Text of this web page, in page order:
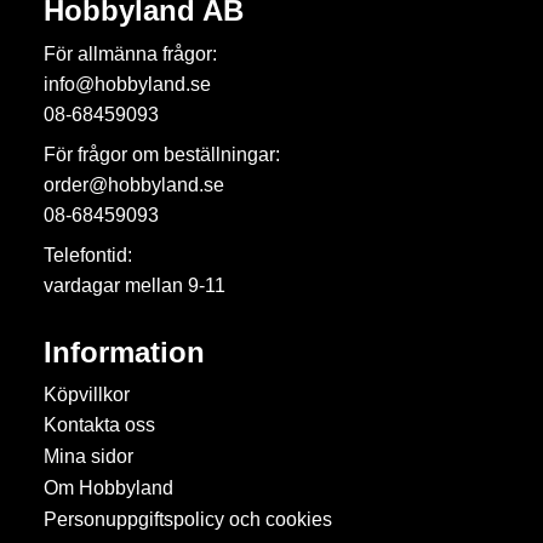
Hobbyland AB
För allmänna frågor:
info@hobbyland.se
08-68459093
För frågor om beställningar:
order@hobbyland.se
08-68459093
Telefontid:
vardagar mellan 9-11
Information
Köpvillkor
Kontakta oss
Mina sidor
Om Hobbyland
Personuppgiftspolicy och cookies